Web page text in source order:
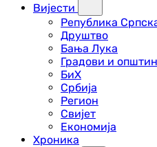
Вијести
Република
Друштво
Бања Лука
Градови и
БиХ
Србија
Регион
Свијет
Економија
Хроника